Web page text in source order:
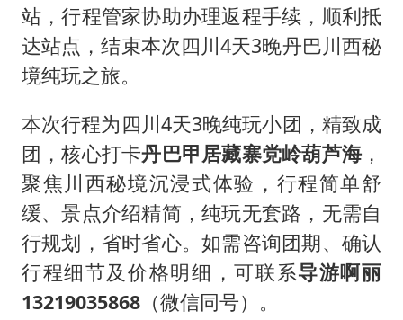
站，行程管家协助办理返程手续，顺利抵
达站点，结束本次四川4天3晚丹巴川西秘
境纯玩之旅。
本次行程为四川4天3晚纯玩小团，精致成
团，核心打卡丹巴甲居藏寨党岭葫芦海 ，
聚焦川西秘境沉浸式体验，行程简单舒
缓、景点介绍精简，纯玩无套路，无需自
行规划，省时省心。如需咨询团期、确认
行程细节及价格明细，可联系导游啊丽
13219035868（微信同号）。